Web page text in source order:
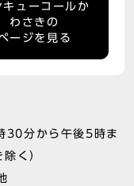
キューコールか
わさきの
ージを見る
30分から午後5時ま
く）